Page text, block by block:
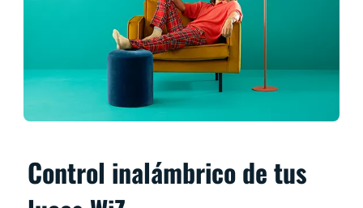
Control inalámbrico de tus